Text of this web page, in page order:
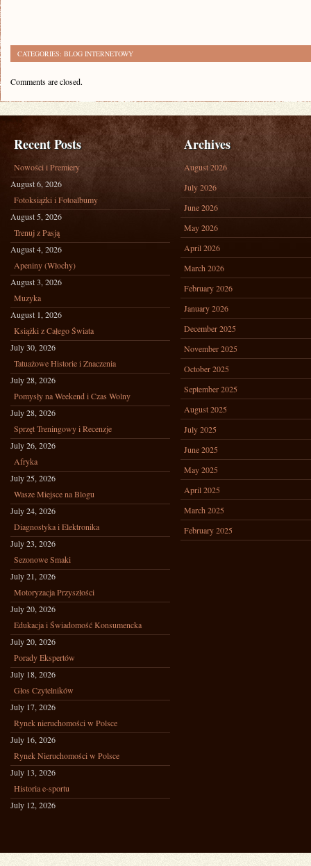
CATEGORIES: BLOG INTERNETOWY
Comments are closed.
Recent Posts
Nowości i Premiery
August 6, 2026
Fotoksiążki i Fotoalbumy
August 5, 2026
Trenuj z Pasją
August 4, 2026
Apeniny (Włochy)
August 3, 2026
Muzyka
August 1, 2026
Książki z Całego Świata
July 30, 2026
Tatuażowe Historie i Znaczenia
July 28, 2026
Pomysły na Weekend i Czas Wolny
July 28, 2026
Sprzęt Treningowy i Recenzje
July 26, 2026
Afryka
July 25, 2026
Wasze Miejsce na Blogu
July 24, 2026
Diagnostyka i Elektronika
July 23, 2026
Sezonowe Smaki
July 21, 2026
Motoryzacja Przyszłości
July 20, 2026
Edukacja i Świadomość Konsumencka
July 20, 2026
Porady Ekspertów
July 18, 2026
Głos Czytelników
July 17, 2026
Rynek nieruchomości w Polsce
July 16, 2026
Rynek Nieruchomości w Polsce
July 13, 2026
Historia e-sportu
July 12, 2026
Archives
August 2026
July 2026
June 2026
May 2026
April 2026
March 2026
February 2026
January 2026
December 2025
November 2025
October 2025
September 2025
August 2025
July 2025
June 2025
May 2025
April 2025
March 2025
February 2025